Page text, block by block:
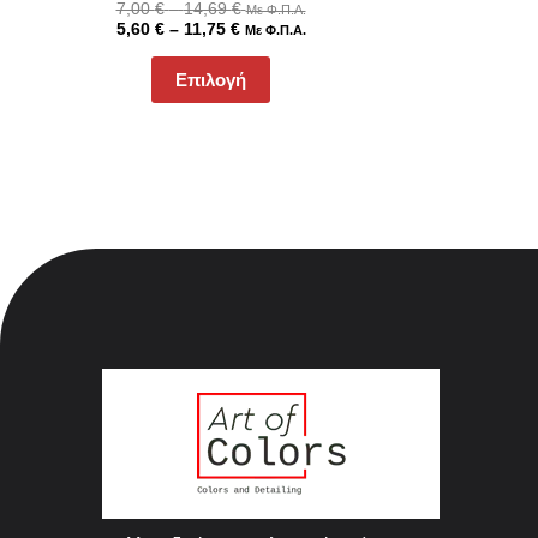
7,00€ – 14,69€ Με Φ.Π.Α.
5,60 € – 11,75 € Με Φ.Π.Α.
Επιλογή